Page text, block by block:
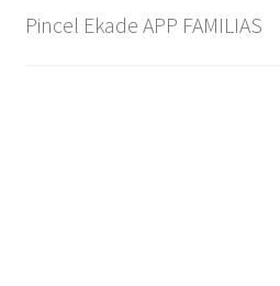
Pincel Ekade APP FAMILIAS